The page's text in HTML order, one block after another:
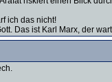
ich das nicht!
Das ist Karl Marx, der